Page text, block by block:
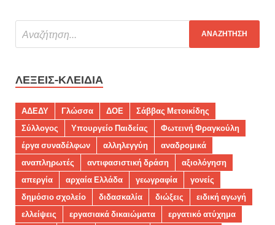
ΛΈΞΕΙΣ-ΚΛΕΙΔΙΆ
ΑΔΕΔΥ Γλώσσα ΔΟΕ
Σάββας Μετοικίδης
Σύλλογος
Υπουργείο Παιδείας
Φωτεινή Φραγκούλη
έργα συναδέλφων
αλληλεγγύη
αναδρομικά
αναπληρωτές
αντιφασιστική δράση
αξιολόγηση
απεργία
αρχαία Ελλάδα γεωγραφία
γονείς
δημόσιο σχολείο
διδασκαλία διώξεις
ειδική αγωγή
ελλείψεις
εργασιακά δικαιώματα
εργατικό ατύχημα